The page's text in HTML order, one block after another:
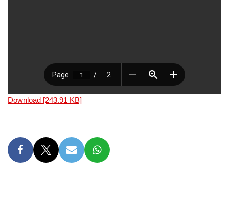
Download [243.91 KB]